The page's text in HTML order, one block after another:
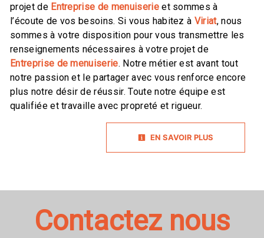
projet de Entreprise de menuiserieet sommes à
l’écoute de vos besoins. Si vous habitez à Viriat, nous
sommes à votre disposition pour vous transmettre les
renseignements nécessaires à votre projet de
Entreprise de menuiserie. Notre métier est avant tout
notre passion et le partager avec vous renforce encore
plus notre désir de réussir. Toute notre équipe est
qualifiée et travaille avec propreté et rigueur.
EN SAVOIR PLUS
Contactez nous